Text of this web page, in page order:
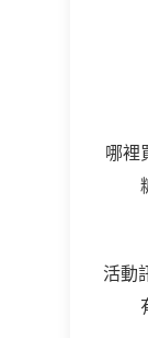
哪裡
活動